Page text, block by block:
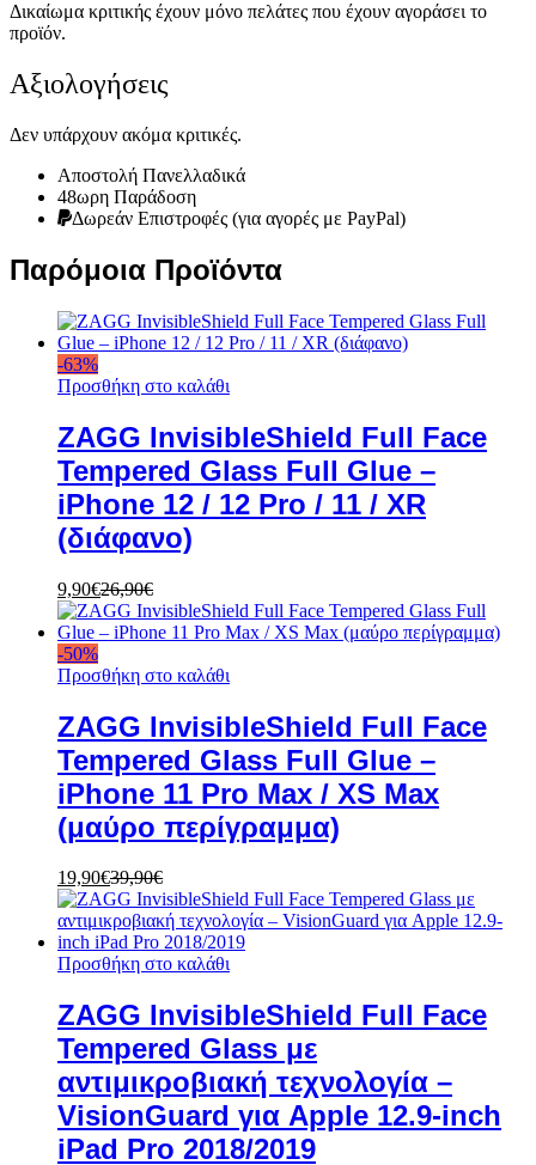
Δικαίωμα κριτικής έχουν μόνο πελάτες που έχουν αγοράσει το
προϊόν.
Αξιολογήσεις
Δεν υπάρχουν ακόμα κριτικές.
Αποστολή Πανελλαδικά
48ωρη Παράδοση
Δωρεάν Eπιστροφές (για αγορές με PayPal)
Παρόμοια Προϊόντα
-63%
Προσθήκη στο καλάθι
ZAGG InvisibleShield Full Face
Tempered Glass Full Glue –
iPhone 12 / 12 Pro / 11 / XR
(διάφανο)
9,90€26,90€
-50%
Προσθήκη στο καλάθι
ZAGG InvisibleShield Full Face
Tempered Glass Full Glue –
iPhone 11 Pro Max / XS Max
(μαύρο περίγραμμα)
19,90€39,90€
Προσθήκη στο καλάθι
ZAGG InvisibleShield Full Face
Tempered Glass με
αντιμικροβιακή τεχνολογία –
VisionGuard για Apple 12.9-inch
iPad Pro 2018/2019